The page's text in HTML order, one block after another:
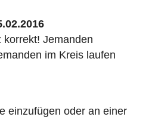
korrekt! Jemanden
im Kreis laufen
einzufügen oder an einer